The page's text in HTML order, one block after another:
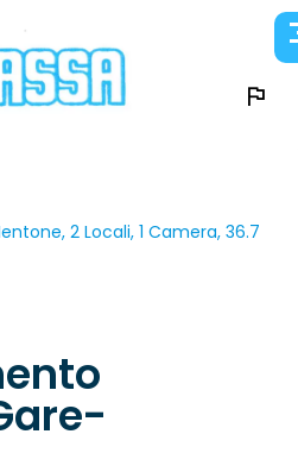
2 Locali, 1 Camera, 36.7